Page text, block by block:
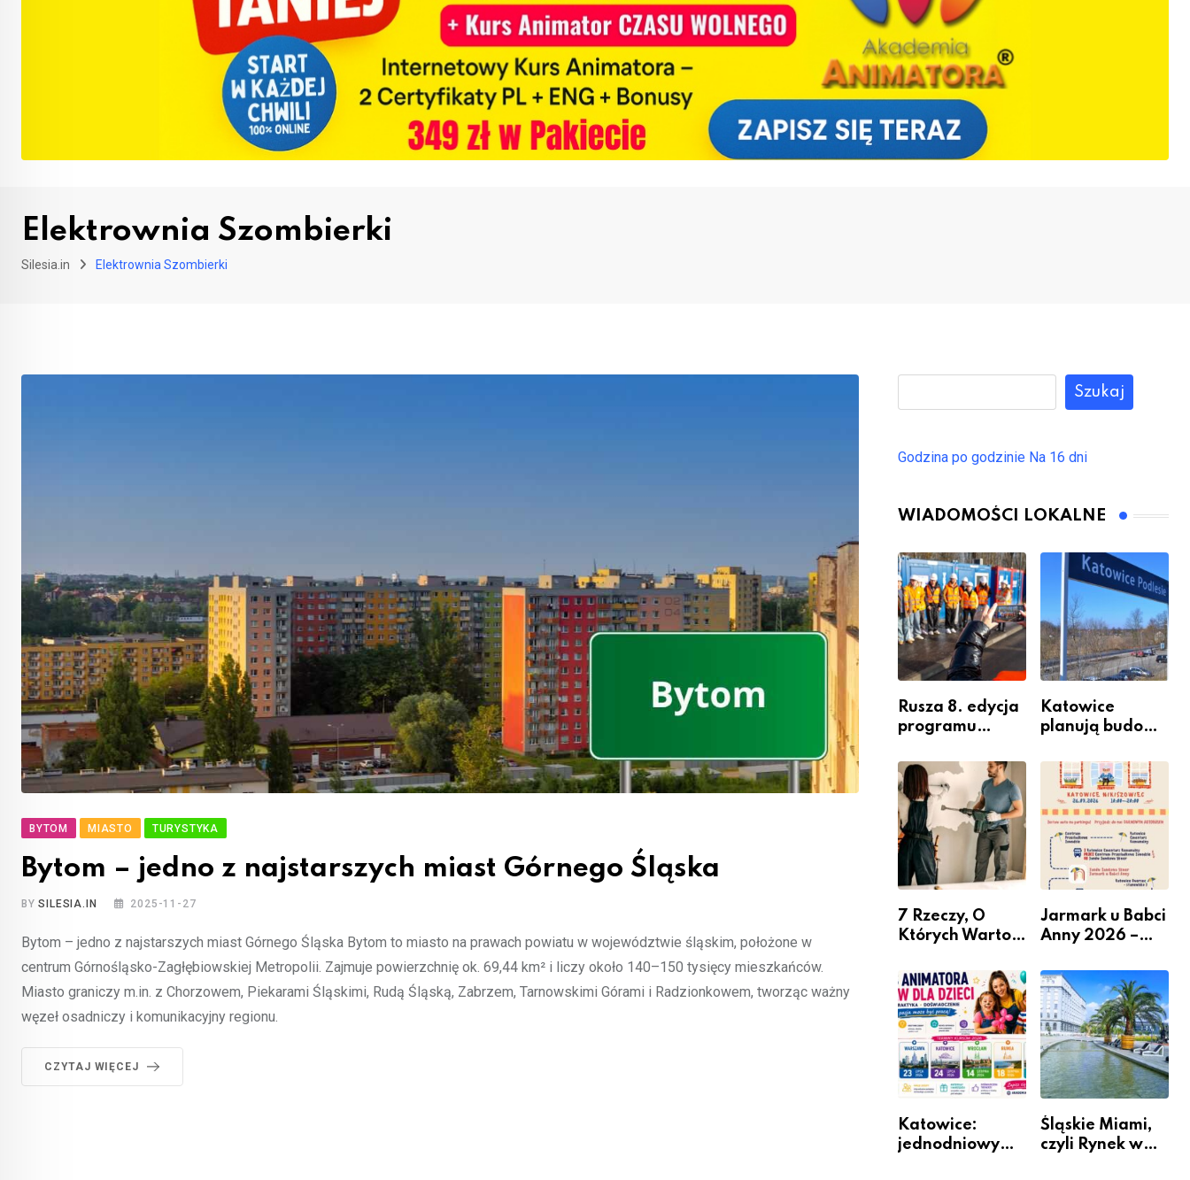
Elektrownia Szombierki
Silesia.in Elektrownia Szombierki
BYTOM MIASTO TURYSTYKA
Bytom – jedno z najstarszych miast Górnego Śląska
BYSILESIA.IN 2025-11-27
Bytom – jedno z najstarszych miast Górnego Śląska Bytom to miasto na prawach powiatu w województwie śląskim, położone w
centrum Górnośląsko-Zagłębiowskiej Metropolii. Zajmuje powierzchnię ok. 69,44 km² i liczy około 140–150 tysięcy mieszkańców.
Miasto graniczy m.in. z Chorzowem, Piekarami Śląskimi, Rudą Śląską, Zabrzem, Tarnowskimi Górami i Radzionkowem, tworząc ważny
węzeł osadniczy i komunikacyjny regionu.
CZYTAJ WIĘCEJ
Szukaj
Godzina po godzinie Na 16 dni
WIADOMOŚCI LOKALNE
Rusza 8. edycja
programu
Miastem
Fachowców” –
nabór dla
przedsiębiorców
Katowice
planują budowę
przesiadkoweg
o w Podlesiu
7 Rzeczy, O
Których Warto
Remontem
Mieszkania
Jarmark u Babci
Anny 2026 –
Katowice:
jednodniowy
Śląskie Miami,
czyli Rynek w